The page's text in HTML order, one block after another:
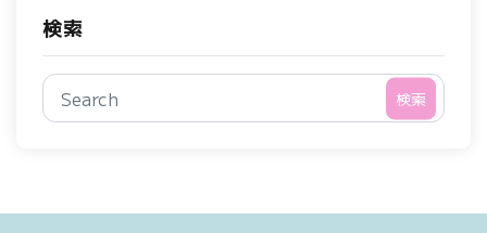
検索
検索